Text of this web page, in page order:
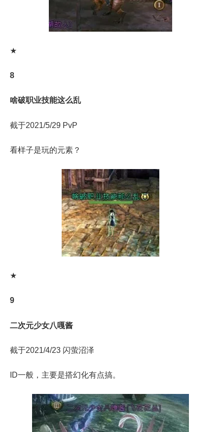
★
8
啥破职业技能这么乱
截于2021/5/29 PvP
看样子是玩的元素？
★
9
二次元少女八嘎酱
截于2021/4/23 闪萤沼泽
ID一般，主要是搭幻化有点搞。